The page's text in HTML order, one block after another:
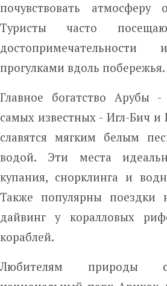
почувствовать атмосферу
Туристы часто
достопримечательности
прогулками вдоль побережья.
Главное богатство Арубы
самых известных - Игл-Бич
славятся мягким белым
водой. Эти места
купания, снорклинга и
Также популярны поездки
дайвинг у коралловых
кораблей.
Любителям природы